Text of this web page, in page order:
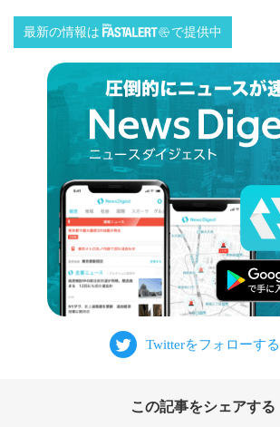
最新の情報は で提供中
この記事をシェアする